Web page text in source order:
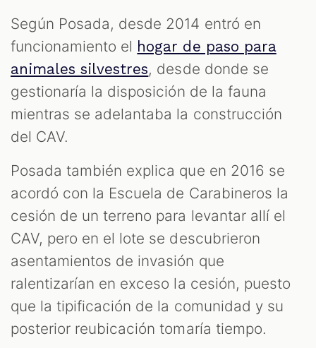
Según Posada, desde 2014 entró en
funcionamiento el hogar de paso para
animales silvestres, desde donde se
gestionaría la disposición de la fauna
mientras se adelantaba la construcción
del CAV.
Posada también explica que en 2016 se
acordó con la Escuela de Carabineros la
cesión de un terreno para levantar allí el
CAV, pero en el lote se descubrieron
asentamientos de invasión que
ralentizarían en exceso la cesión, puesto
que la tipificación de la comunidad y su
posterior reubicación tomaría tiempo.